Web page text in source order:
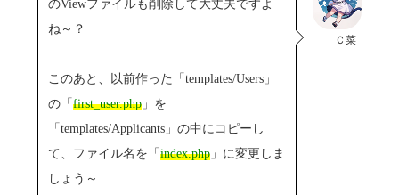
Ｃ菜
のViewファイルも削除して大丈夫ですよ
ね～？
このあと、以前作った「templates/Users」
の「first_user.php 」を
「templates/Applicants」の中にコピーし
て、ファイル名を「index.php 」に変更しま
しょう～